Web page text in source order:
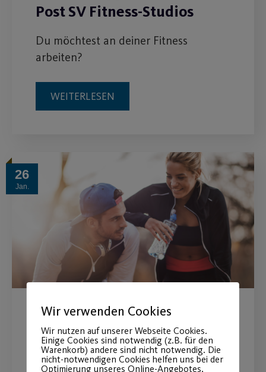
Post SV Fitness-Studios
Du möchtest an deiner Fitness
arbeiten?
WEITERLESEN
26
Jan.
Mitglieder werben
Mitglieder!
Wir verwenden Cookies
Wir nutzen auf unserer Webseite Cookies.
Einige Cookies sind notwendig (z.B. für den
Warenkorb) andere sind nicht notwendig. Die
nicht-notwendigen Cookies helfen uns bei der
Optimierung unseres Online-Angebotes,